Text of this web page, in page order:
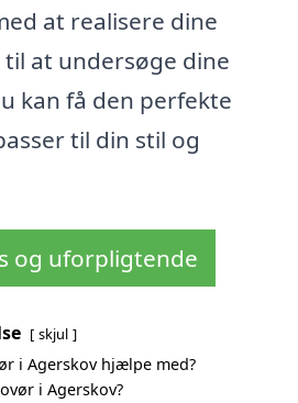
at realisere dine
til at undersøge dine
kan få den perfekte
til din stil og
og uforpligtende
skjul
i Agerskov hjælpe med?
i Agerskov?